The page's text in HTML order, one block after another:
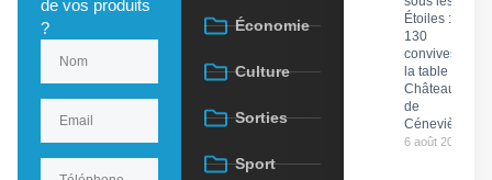
de vos produits
?
Économie
Culture
Sorties
Sport
Étoiles :
130
convives à
la table du
Château
de
Cénevières
6 août 2026